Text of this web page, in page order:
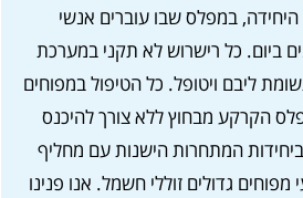
במפלס שבו עוברים אנשי
ביום. כל רישרוש לא תקני במערכת
ליבם ויטופל. כל הטיפול במפוחים
הקרקע מבחוץ ללא צורך להיכנס
המתחרות הישנות עם מחליף
גדולים זוללי חשמל. אנו פנינו